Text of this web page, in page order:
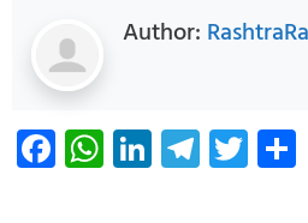
Author:
Facebook
WhatsApp
LinkedIn